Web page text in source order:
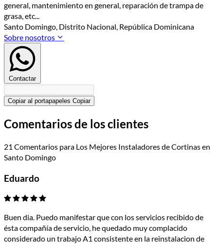
general, mantenimiento en general, reparación de trampa de
grasa, etc...
Santo Domingo, Distrito Nacional, República Dominicana
Sobre nosotros
Contactar
Copiar al portapapeles Copiar
Comentarios de los clientes
21 Comentarios para Los Mejores Instaladores de Cortinas en
Santo Domingo
Eduardo
Buen dia. Puedo manifestar que con los servicios recibido de
ésta compañía de servicio, he quedado muy complacido
considerado un trabajo A1 consistente en la reinstalacion de